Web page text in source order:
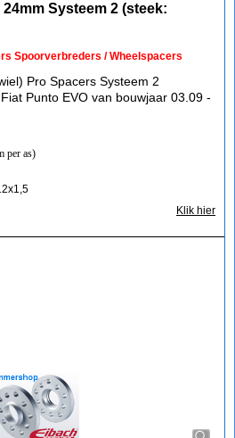
Systeem 2 (steek:
Spoorverbreders / Wheelspacers
Pro Spacers Systeem 2
Punto EVO van bouwjaar 03.09 -
per as)
Klik hier